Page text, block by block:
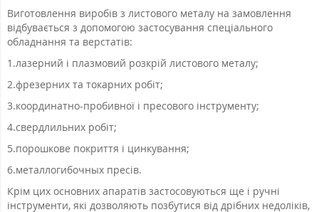
Виготовлення виробів з листового металу на замовлення
відбувається з допомогою застосування спеціального
обладнання та верстатів:
1.лазерний і плазмовий розкрій листового металу;
2.фрезерних та токарних робіт;
3.координатно-пробивної і пресового інструменту;
4.свердлильних робіт;
5.порошкове покриття і цинкування;
6.металлогибочных пресів.
Крім цих основних апаратів застосовуються ще і ручні
інструменти, які дозволяють позбутися від дрібних недоліків,